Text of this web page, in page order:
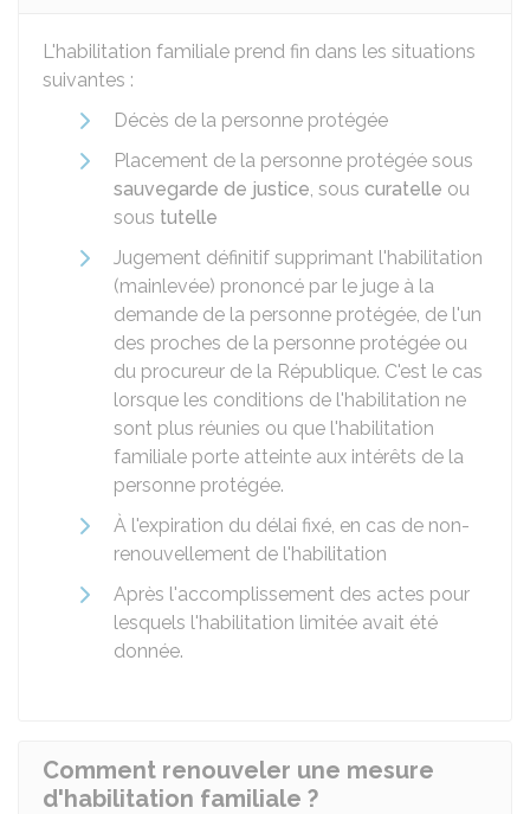
L'habilitation familiale prend fin dans les situations
suivantes :
Décès de la personne protégée
Placement de la personne protégée sous
sauvegarde de justice, sous curatelle ou
sous tutelle
Jugement définitif supprimant l'habilitation
(mainlevée) prononcé par le juge à la
demande de la personne protégée, de l'un
des proches de la personne protégée ou
du procureur de la République. C'est le cas
lorsque les conditions de l'habilitation ne
sont plus réunies ou que l'habilitation
familiale porte atteinte aux intérêts de la
personne protégée.
À l'expiration du délai fixé, en cas de non-
renouvellement de l'habilitation
Après l'accomplissement des actes pour
lesquels l'habilitation limitée avait été
donnée.
Comment renouveler une mesure
d'habilitation familiale ?